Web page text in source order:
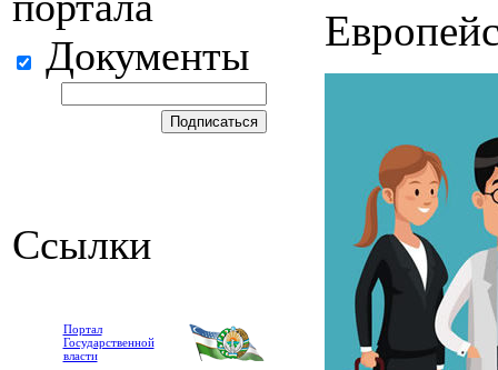
Документы
Ссылки
Портал
Государственной
власти